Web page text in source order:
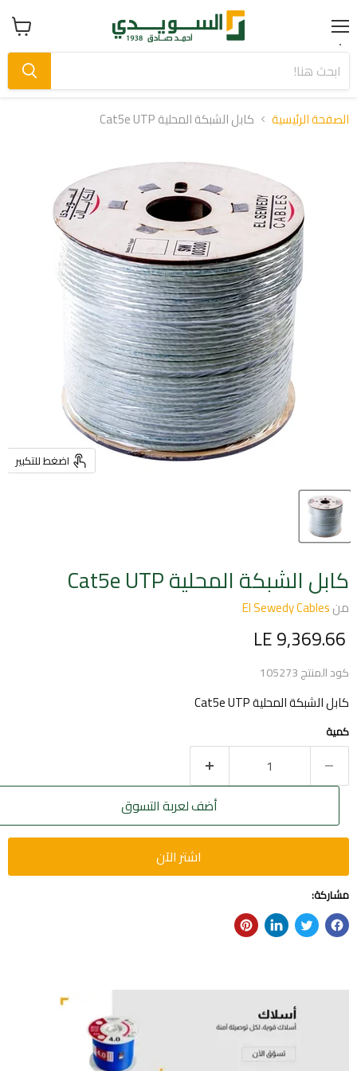
Menu عرض
سلة
الصفحة الرئيسية كابل الشبكة المحلية Cat5e UTP
اضغط للتكبير
كابل الشبكة المحلية Cat5e UTP
منEl Sewedy Cables
السعر الحالي
LE 9,369.66
كود المنتج105273
كابل الشبكة المحلية Cat5e UTP
كمية
أضف لعربة التسوق
اشتر الآن
مشاركة: